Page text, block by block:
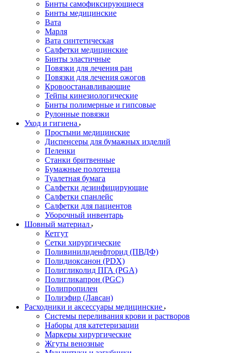
Бинты самофиксирующиеся
Бинты медицинские
Вата
Марля
Вата синтетическая
Салфетки медицинские
Бинты эластичные
Повязки для лечения ран
Повязки для лечения ожогов
Кровоостанавливающие
Тейпы кинезиологические
Бинты полимерные и гипсовые
Рулонные повязки
Уход и гигиена
Простыни медицинские
Диспенсеры для бумажных изделий
Пеленки
Станки бритвенные
Бумажные полотенца
Туалетная бумага
Салфетки дезинфицирующие
Салфетки спанлейс
Салфетки для пациентов
Уборочный инвентарь
Шовный материал
Кетгут
Сетки хирургические
Поливинилиденфторид (ПВДФ)
Полидиоксанон (PDX)
Полигликолид ПГА (PGA)
Полигликапрон (PGC)
Полипропилен
Полиэфир (Лавсан)
Расходники и аксессуары медицинские
Системы переливания крови и растворов
Наборы для катетеризации
Маркеры хирургические
Жгуты венозные